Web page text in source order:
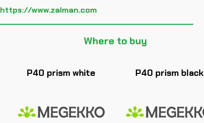
https://www.zalman.com
Where to buy
P40 prism white P40 prism black